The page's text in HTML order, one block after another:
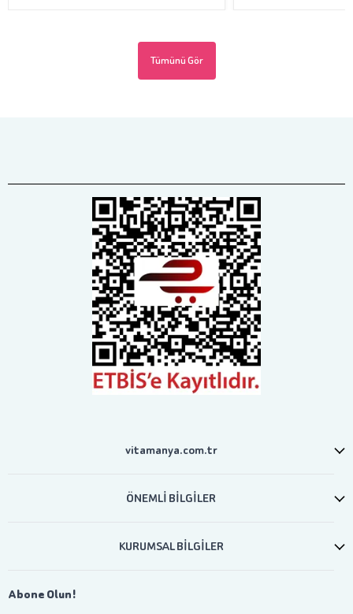
Tümünü Gör
vitamanya.com.tr
ÖNEMLİ BİLGİLER
KURUMSAL BİLGİLER
Abone Olun!